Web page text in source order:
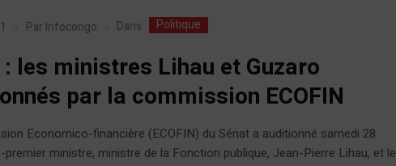
Par Infocongo Dans Politique
: les ministres Lihau et Guzaro
par la commission ECOFIN
Economico-financière (ECOFIN) du Sénat a auditionné samedi 28
premier ministre, ministre de la Fonction publique, Jean-Pierre Lihau, et le